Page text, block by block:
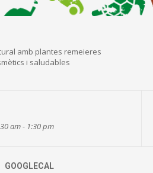
amb plantes remeieres
i saludables
am - 1:30 pm
GOOGLECAL